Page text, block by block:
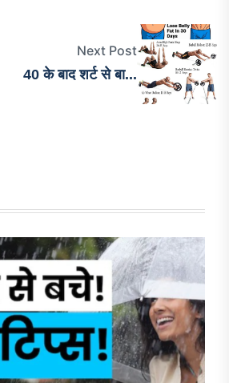
Next Post
40 के बाद शर्ट से बा...